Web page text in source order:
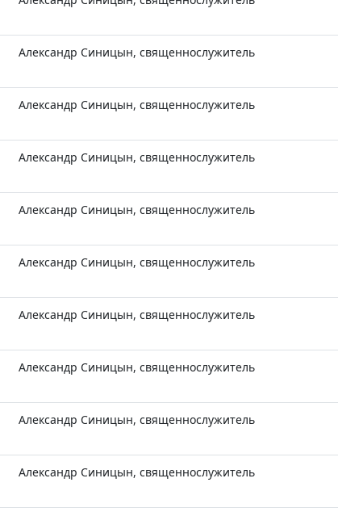
Александр Синицын, священнослужитель
Александр Синицын, священнослужитель
Александр Синицын, священнослужитель
Александр Синицын, священнослужитель
Александр Синицын, священнослужитель
Александр Синицын, священнослужитель
Александр Синицын, священнослужитель
Александр Синицын, священнослужитель
Александр Синицын, священнослужитель